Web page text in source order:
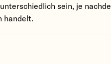
sein, je
handelt.